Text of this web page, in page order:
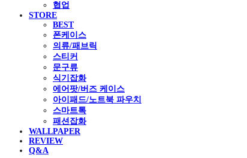
협업
STORE
BEST
폰케이스
의류/패브릭
스티커
문구류
식기잡화
에어팟/버즈 케이스
아이패드/노트북 파우치
스마트톡
패션잡화
WALLPAPER
REVIEW
Q&A